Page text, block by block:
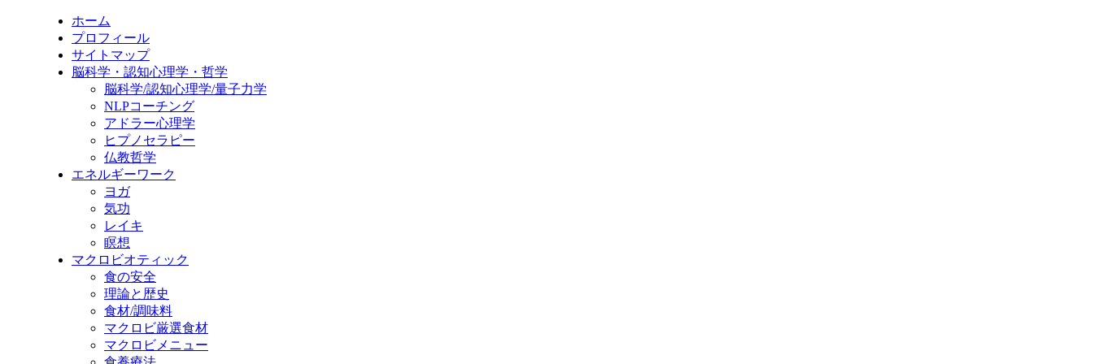
ホーム
プロフィール
サイトマップ
脳科学・認知心理学・哲学
脳科学/認知心理学/量子力学
NLPコーチング
アドラー心理学
ヒプノセラピー
仏教哲学
エネルギーワーク
ヨガ
気功
レイキ
瞑想
マクロビオティック
食の安全
理論と歴史
食材/調味料
マクロビ厳選食材
マクロビメニュー